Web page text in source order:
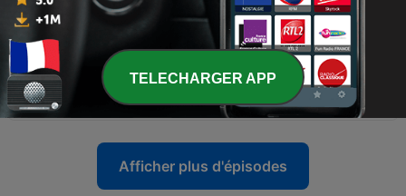
915 -
Novorama du 8 juin 2026 avec Rubin Steiner en
interview
08 juin 2026
914 - Novorama du 1er Juin 2026
01 juin 2026
Afficher plus d'épisodes
TELECHARGER APP